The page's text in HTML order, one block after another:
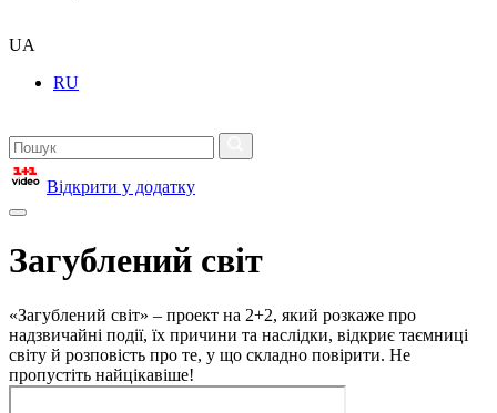
UA
RU
Відкрити у додатку
Загублений світ
«Загублений світ» – проект на 2+2, який розкаже про
надзвичайні події, їх причини та наслідки, відкриє таємниці
світу й розповість про те, у що складно повірити. Не
пропустіть найцікавіше!